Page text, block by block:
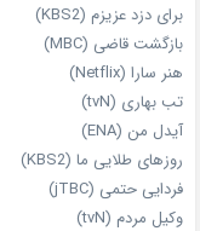
برای دزد عزیزم (KBS2)
بازگشت قاضی (MBC)
هنر سارا (Netflix)
تب بهاری (tvN)
آیدل من (ENA)
روزهای طلایی ما (KBS2)
فردایی حتمی (jTBC)
وکیل مردم (tvN)